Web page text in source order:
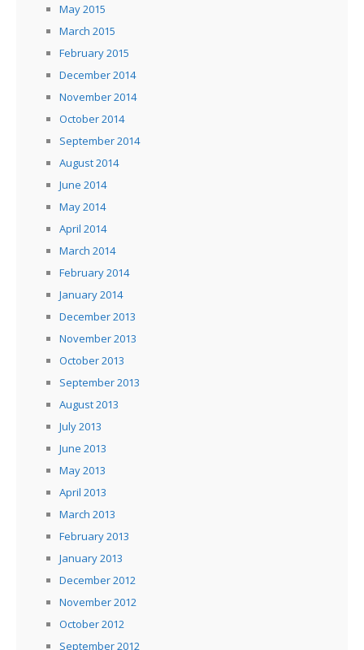
May 2015
March 2015
February 2015
December 2014
November 2014
October 2014
September 2014
August 2014
June 2014
May 2014
April 2014
March 2014
February 2014
January 2014
December 2013
November 2013
October 2013
September 2013
August 2013
July 2013
June 2013
May 2013
April 2013
March 2013
February 2013
January 2013
December 2012
November 2012
October 2012
September 2012